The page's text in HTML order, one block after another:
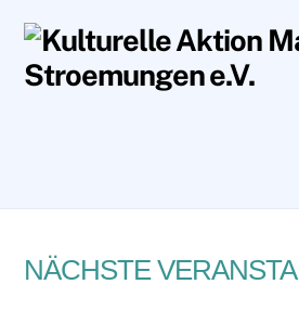
content
NÄCHSTE